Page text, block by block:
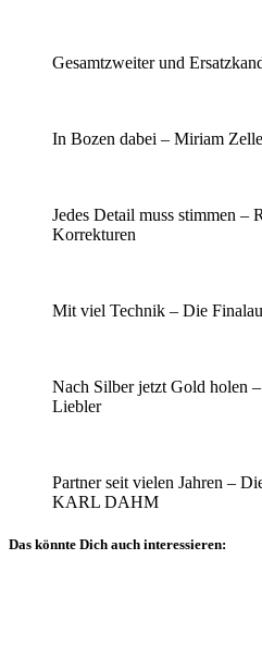
Gesamtzweiter und
In Bozen dabei – Miriam
Jedes Detail muss stimmen –
Korrekturen
Mit viel Technik – Die
Nach Silber jetzt Gold holen
Liebler
Partner seit vielen Jahren –
KARL DAHM
Das könnte Dich auch interessieren: